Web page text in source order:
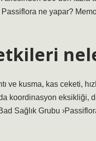
ne yapar?
ve kusma, kas ceketi,
koordinasyon eksikliği,
Sağlık Grubu